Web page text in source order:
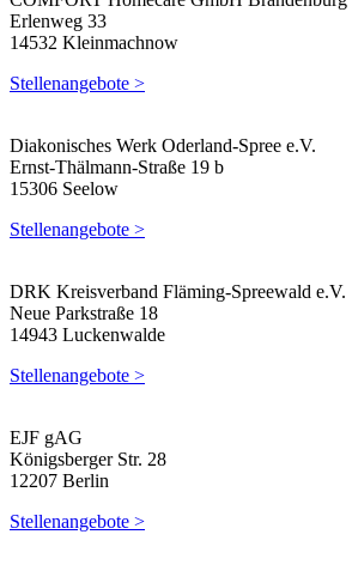
Erlenweg 33
14532 Kleinmachnow
Stellenangebote >
Diakonisches Werk Oderland-Spree e.V.
Ernst-Thälmann-Straße 19 b
15306 Seelow
Stellenangebote >
DRK Kreisverband Fläming-Spreewald e.V.
Neue Parkstraße 18
14943 Luckenwalde
Stellenangebote >
EJF gAG
Königsberger Str. 28
12207 Berlin
Stellenangebote >